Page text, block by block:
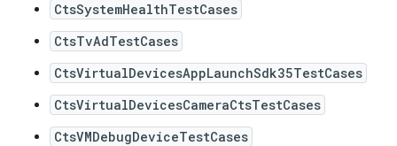
CtsSystemHealthTestCases
CtsTvAdTestCases
CtsVirtualDevicesAppLaunchSdk35TestCases
CtsVirtualDevicesCameraCtsTestCases
CtsVMDebugDeviceTestCases